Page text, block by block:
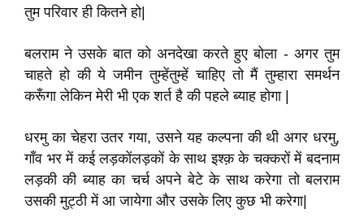
तुम परिवार ही कितने हो|
बलराम ने उसके बात को अनदेखा करते हुए बोला - अगर तुम
चाहते हो की ये जमीन तुम्हेंतुम्हें चाहिए तो मैं तुम्हारा समर्थन
करूँगा लेकिन मेरी भी एक शर्त है की पहले ब्याह होगा
धरमु का चेहरा उतर गया,उसने यह कल्पना की थी अगर धरमु,
गाँव भर में कई लड़कोंलड़कों के साथ इश्क़ के चक्करों में बदनाम
लड़की की ब्याह का चर्च अपने बेटे के साथ करेगा तो बलराम
उसकी मुट्ठी में आ जायेगा और उसके लिए कुछ भी करेगा|